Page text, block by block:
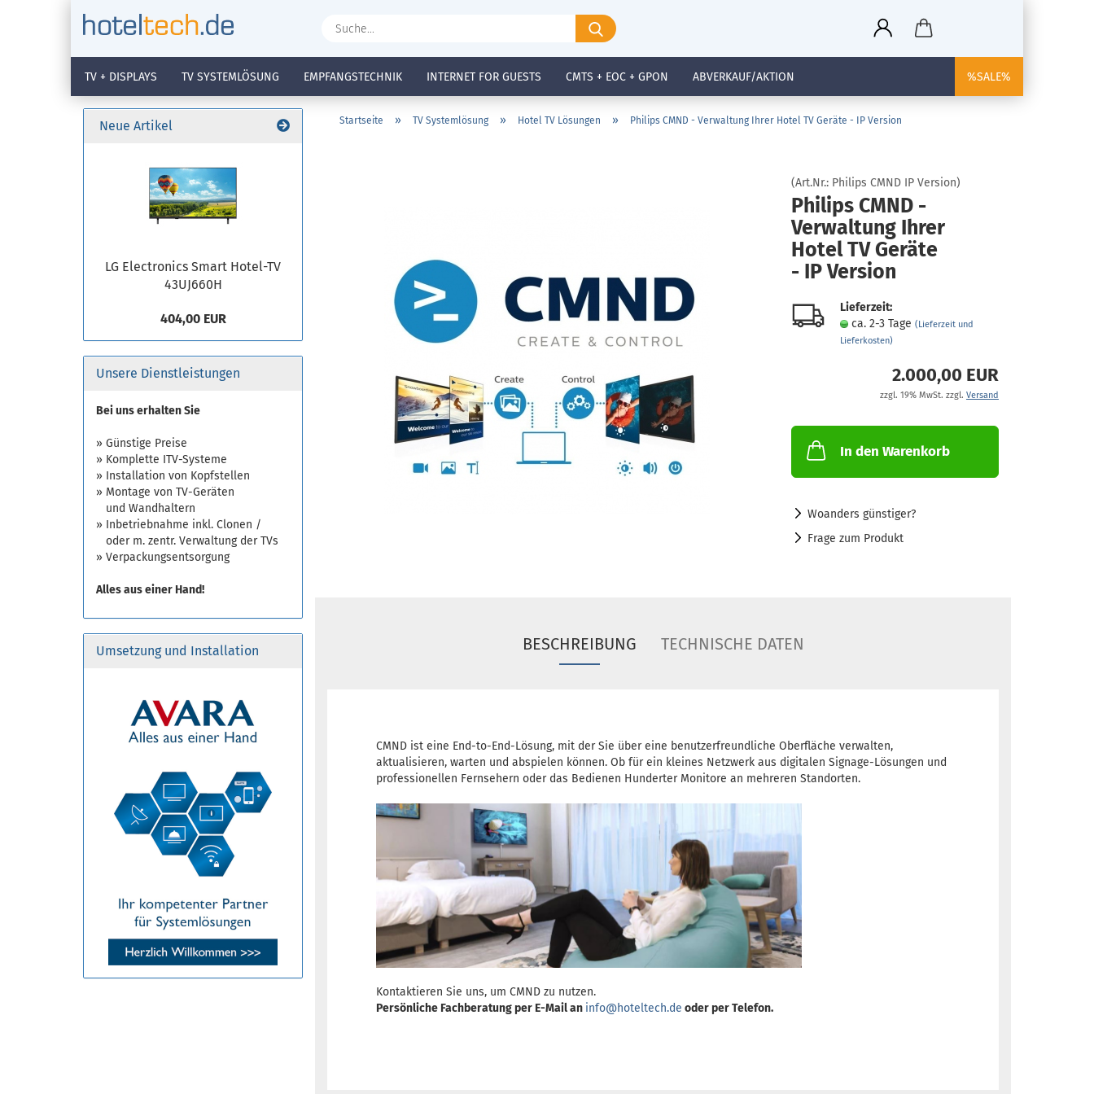
Suche...
TV + DISPLAYS TV SYSTEMLÖSUNG EMPFANGSTECHNIK INTERNET FOR GUESTS CMTS + EOC + GPON ABVERKAUF/AKTION %SALE%
Startseite » TV Systemlösung » Hotel TV Lösungen » Philips CMND - Verwaltung Ihrer Hotel TV Geräte - IP Version
(Art.Nr.: Philips CMND IP Version)
Philips CMND -
Verwaltung Ihrer
Hotel TV Geräte
- IP Version
Lieferzeit:
ca. 2-3 Tage (Lieferzeit und
Lieferkosten)
2.000,00 EUR
zzgl. 19% MwSt. zzgl. Versand
In den Warenkorb
Woanders günstiger?
Frage zum Produkt
BESCHREIBUNG TECHNISCHE DATEN
CMND ist eine End-to-End-Lösung, mit der Sie über eine benutzerfreundliche Oberfläche verwalten,
aktualisieren, warten und abspielen können. Ob für ein kleines Netzwerk aus digitalen Signage-Lösungen und
professionellen Fernsehern oder das Bedienen Hunderter Monitore an mehreren Standorten.
Kontaktieren Sie uns, um CMND zu nutzen.
Persönliche Fachberatung per E-Mail an info@hoteltech.de oder per Telefon.
Neue Artikel
LG Electronics Smart Hotel-TV
43UJ660H
404,00 EUR
Unsere Dienstleistungen
Bei uns erhalten Sie
» Günstige Preise
» Komplette ITV-Systeme
» Installation von Kopfstellen
» Montage von TV-Geräten
und Wandhaltern
» Inbetriebnahme inkl. Clonen /
oder m. zentr. Verwaltung der TVs
» Verpackungsentsorgung
Alles aus einer Hand!
Umsetzung und Installation